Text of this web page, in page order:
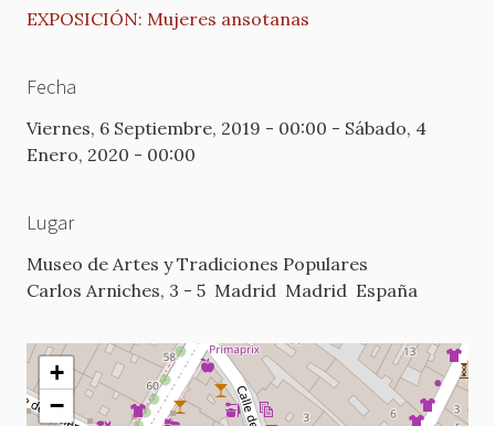
EXPOSICIÓN: Mujeres ansotanas
Fecha
Viernes, 6 Septiembre, 2019 - 00:00 - Sábado, 4
Enero, 2020 - 00:00
Lugar
Museo de Artes y Tradiciones Populares
Carlos Arniches, 3 - 5 Madrid Madrid España
+
−